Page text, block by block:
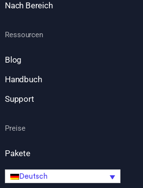
Nach Bereich
Ressourcen
Blog
Handbuch
Support
Preise
Pakete
Deutsch